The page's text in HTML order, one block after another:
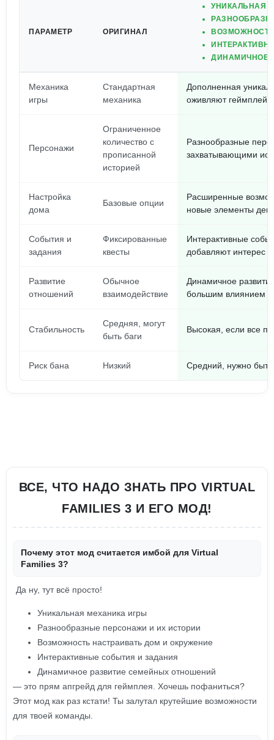
ПАРАМЕТР ОРИГИНАЛ
УНИКАЛЬНАЯ
ДИНАМИЧНОЕ
Механика
игры
Стандартная
механика
Дополненная
оживляют геймплей
Персонажи
Ограниченное
количество с
прописанной
историей
Разнообразные
захватывающими
Настройка
дома
Базовые опции
Расширенные
новые элементы
События и
задания
Фиксированные
квесты
Интерактивные
добавляют интерес
Развитие
отношений
Обычное
взаимодействие
Динамичное
большим влиянием
Стабильность
Средняя, могут
быть баги
Высокая, если все
Риск бана Низкий Средний, нужно
ВСЕ, ЧТО НАДО ЗНАТЬ ПРО VIRTUAL
FAMILIES 3 И ЕГО МОД!
Почему этот мод считается имбой для Virtual
Families 3?
Да ну, тут всё просто!
Уникальная механика игры
Разнообразные персонажи и их истории
Возможность настраивать дом и окружение
Интерактивные события и задания
Динамичное развитие семейных отношений
— это прям апгрейд для геймплея. Хочешь пофаниться?
Этот мод как раз кстати! Ты залутал крутейшие возможности
для твоей команды.